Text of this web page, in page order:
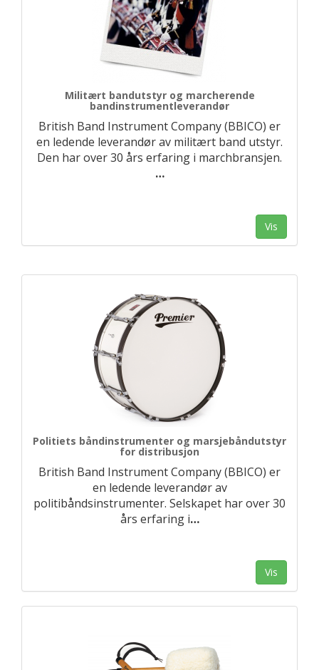
Militært bandutstyr og marcherende
bandinstrumentleverandør
British Band Instrument Company (BBICO) er
en ledende leverandør av militært band utstyr.
Den har over 30 års erfaring i marchbransjen.
…
Vis
Politiets båndinstrumenter og marsjebåndutstyr
for distribusjon
British Band Instrument Company (BBICO) er
en ledende leverandør av
politibåndsinstrumenter. Selskapet har over 30
års erfaring i…
Vis